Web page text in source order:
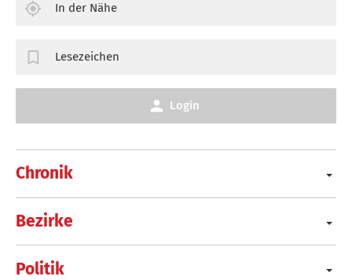
Chronik
Bezirke
Politik
In der Nähe
Lesezeichen
Login